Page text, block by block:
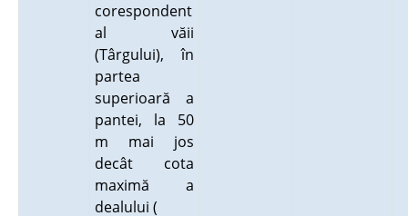
corespondent
al văii
(Târgului), în
partea
superioară a
pantei, la 50
m mai jos
decât cota
maximă a
dealului (